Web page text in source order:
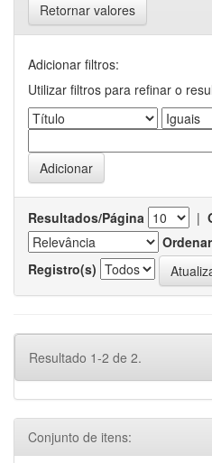
Retornar valores
Adicionar filtros:
Utilizar filtros para refinar o
Resultados/Página |
Ordenar
Registro(s)
Resultado 1-2 de 2.
Conjunto de itens: